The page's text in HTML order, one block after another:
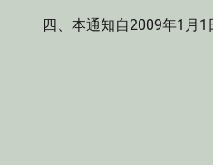
四、本通知自2009年1月1